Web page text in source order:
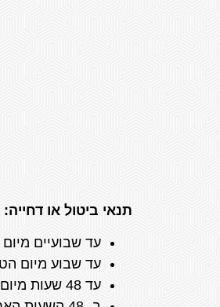
תנאי ביטול או דחייה:
עד שבועיים
עד שבוע מיום הטיול
עד 48 שעות מיום הטיול 50%.